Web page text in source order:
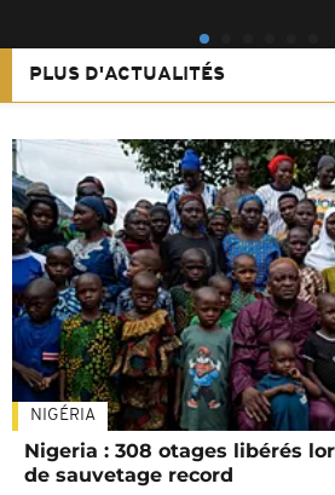
PLUS D'ACTUALITÉS
NIGÉRIA
Nigeria : 308 otages libérés
de sauvetage record